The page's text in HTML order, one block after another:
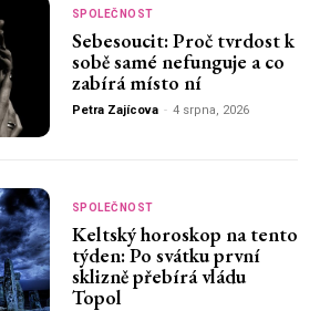
SPOLEČNOST
Sebesoucit: Proč tvrdost k
sobě samé nefunguje a co
zabírá místo ní
Petra Zajícova - 4 srpna, 2026
SPOLEČNOST
Keltský horoskop na tento
týden: Po svátku první
sklizně přebírá vládu
Topol